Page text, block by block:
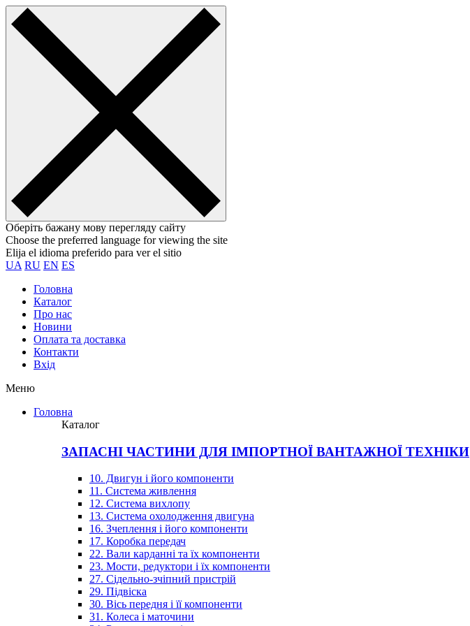
Оберіть бажану мову перегляду сайту
Choose the preferred language for viewing the site
Elija el idioma preferido para ver el sitio
UA RU EN ES
Головна
Каталог
Про нас
Новини
Оплата та доставка
Контакти
Вхiд
Меню
Головна
Каталог
ЗАПАСНІ ЧАСТИНИ ДЛЯ ІМПОРТНОЇ ВАНТАЖНОЇ ТЕХНІКИ
10. Двигун і його компоненти
11. Система живлення
12. Система вихлопу
13. Система охолодження двигуна
16. Зчеплення і його компоненти
17. Коробка передач
22. Вали карданні та їх компоненти
23. Мости, редуктори і їх компоненти
27. Сідельно-зчіпний пристрій
29. Підвіска
30. Вісь передня і її компоненти
31. Колеса і маточини